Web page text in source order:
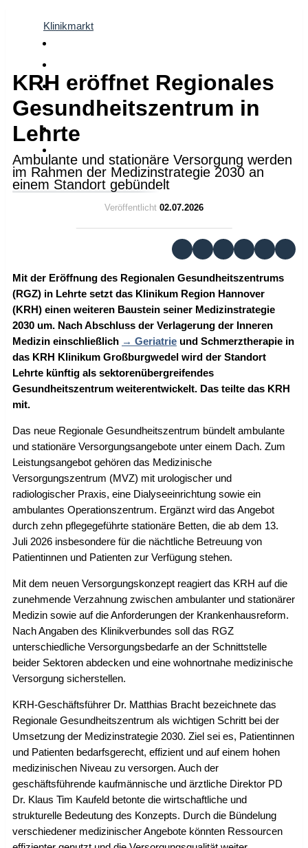
Klinikmarkt
KRH eröffnet Regionales
Gesundheitszentrum in
Lehrte
Ambulante und stationäre Versorgung werden
im Rahmen der Medizinstrategie 2030 an
einem Standort gebündelt
Veröffentlicht 02.07.2026
Mit der Eröffnung des Regionalen Gesundheitszentrums
(RGZ) in Lehrte setzt das Klinikum Region Hannover
(KRH) einen weiteren Baustein seiner Medizinstrategie
2030 um. Nach Abschluss der Verlagerung der Inneren
Medizin einschließlich
Geriatrie und Schmerztherapie in
das KRH Klinikum Großburgwedel wird der Standort
Lehrte künftig als sektorenübergreifendes
Gesundheitszentrum weiterentwickelt. Das teilte das KRH
mit.
Das neue Regionale Gesundheitszentrum bündelt ambulante
und stationäre Versorgungsangebote unter einem Dach. Zum
Leistungsangebot gehören das Medizinische
Versorgungszentrum (MVZ) mit urologischer und
radiologischer Praxis, eine Dialyseeinrichtung sowie ein
ambulantes Operationszentrum. Ergänzt wird das Angebot
durch zehn pflegegeführte stationäre Betten, die ab dem 13.
Juli 2026 insbesondere für die nächtliche Betreuung von
Patientinnen und Patienten zur Verfügung stehen.
Mit dem neuen Versorgungskonzept reagiert das KRH auf die
zunehmende Verzahnung zwischen ambulanter und stationärer
Medizin sowie auf die Anforderungen der Krankenhausreform.
Nach Angaben des Klinikverbundes soll das RGZ
unterschiedliche Versorgungsbedarfe an der Schnittstelle
beider Sektoren abdecken und eine wohnortnahe medizinische
Versorgung sicherstellen.
KRH-Geschäftsführer Dr. Matthias Bracht bezeichnete das
Regionale Gesundheitszentrum als wichtigen Schritt bei der
Umsetzung der Medizinstrategie 2030. Ziel sei es, Patientinnen
und Patienten bedarfsgerecht, effizient und auf einem hohen
medizinischen Niveau zu versorgen. Auch der
geschäftsführende kaufmännische und ärztliche Direktor PD
Dr. Klaus Tim Kaufeld betonte die wirtschaftliche und
strukturelle Bedeutung des Konzepts. Durch die Bündelung
verschiedener medizinischer Angebote könnten Ressourcen